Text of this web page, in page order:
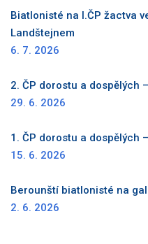
Biatlonisté na I.ČP žactva
Landštejnem
6. 7. 2026
2. ČP dorostu a dospělých
29. 6. 2026
1. ČP dorostu a dospělých
15. 6. 2026
Berounští biatlonisté na
2. 6. 2026